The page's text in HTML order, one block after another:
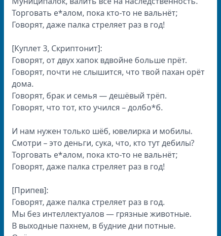
Торговать е*алом, пока кто-то не вальнёт;
Говорят, даже палка стреляет раз в год!
[Куплет 3, Скриптонит]:
Говорят, от двух хапок вдвойне больше прёт.
Говорят, почти не слышится, что твой пахан орёт
дома.
Говорят, брак и семья — дешёвый трёп.
Говорят, что тот, кто учился – долбо*б.
И нам нужен только шёб, ювелирка и мобилы.
Смотри – это деньги, сука, что, кто тут дебилы?
Торговать е*алом, пока кто-то не вальнёт;
Говорят, даже палка стреляет раз в год!
[Припев]:
Говорят, даже палка стреляет раз в год.
Мы без интеллектуалов — грязные животные.
В выходные пахнем, в будние дни потные.